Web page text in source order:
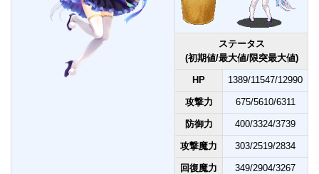
ステータス
(初期値/最大値/限突最大値)
HP 1389/11547/12990
攻撃力 675/5610/6311
防御力 400/3324/3739
攻撃魔力 303/2519/2834
回復魔力 349/2904/3267